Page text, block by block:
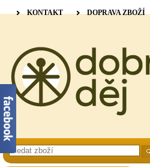
KONTAKT DOPRAVA ZBOŽÍ